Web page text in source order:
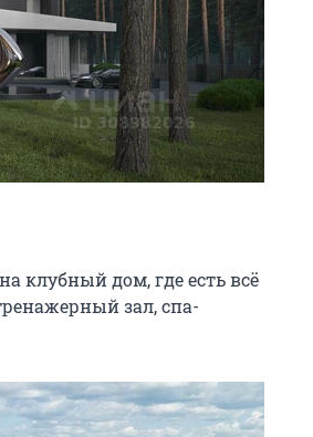
клубный дом, где есть всё
зал, спа-